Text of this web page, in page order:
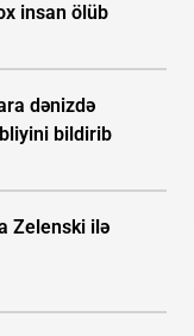
insan ölüb
dənizdə
bildirib
Zelenski ilə